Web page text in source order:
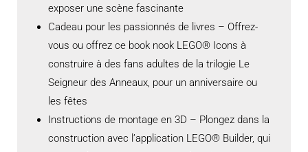
exposer une scène fascinante
Cadeau pour les passionnés de livres – Offrez-
vous ou offrez ce book nook LEGO® Icons à
construire à des fans adultes de la trilogie Le
Seigneur des Anneaux, pour un anniversaire ou
les fêtes
Instructions de montage en 3D – Plongez dans la
construction avec l’application LEGO® Builder, qui